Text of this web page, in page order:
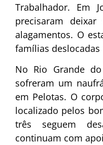
Trabalhador. Em
precisaram
alagamentos. O
famílias
No Rio Grande
sofreram um
em Pelotas. O
localizado pelos
três seguem
continuam com